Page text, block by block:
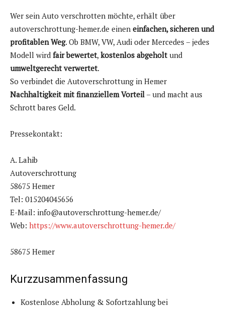
Wer sein Auto verschrotten möchte, erhält über
autoverschrottung-hemer.de einen einfachen, sicheren und
profitablen Weg. Ob BMW, VW, Audi oder Mercedes – jedes
Modell wird fair bewertet, kostenlos abgeholtund
umweltgerecht verwertet.
So verbindet die Autoverschrottung in Hemer
Nachhaltigkeit mit finanziellem Vorteil – und macht aus
Schrott bares Geld.
Pressekontakt:
A. Lahib
Autoverschrottung
58675 Hemer
Tel: 015204045656
E-Mail: info@autoverschrottung-hemer.de/
Web: https://www.autoverschrottung-hemer.de/
58675 Hemer
Kurzzusammenfassung
Kostenlose Abholung & Sofortzahlung bei